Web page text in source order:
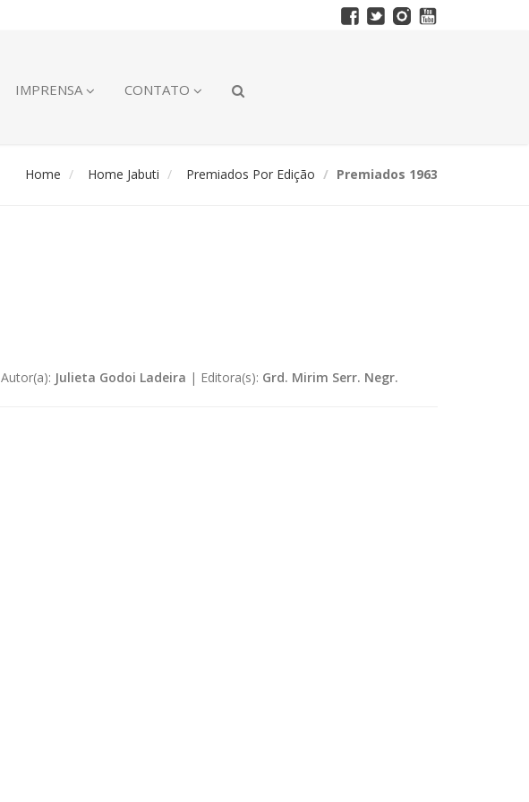
IMPRENSA CONTATO
Home Home Jabuti Premiados Por Edição Premiados 1963
Autor(a): Julieta Godoi Ladeira | Editora(s): Grd. Mirim Serr. Negr.